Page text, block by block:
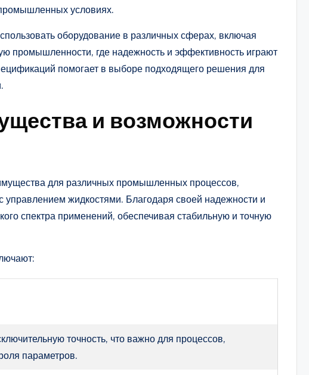
условиях.
оборудование в различных сферах, включая
промышленности, где надежность и эффективность играют
помогает в выборе подходящего решения для
и возможности
для различных промышленных процессов,
управлением жидкостями. Благодаря своей надежности и
спектра применений, обеспечивая стабильную и точную
точность, что важно для процессов,
параметров.